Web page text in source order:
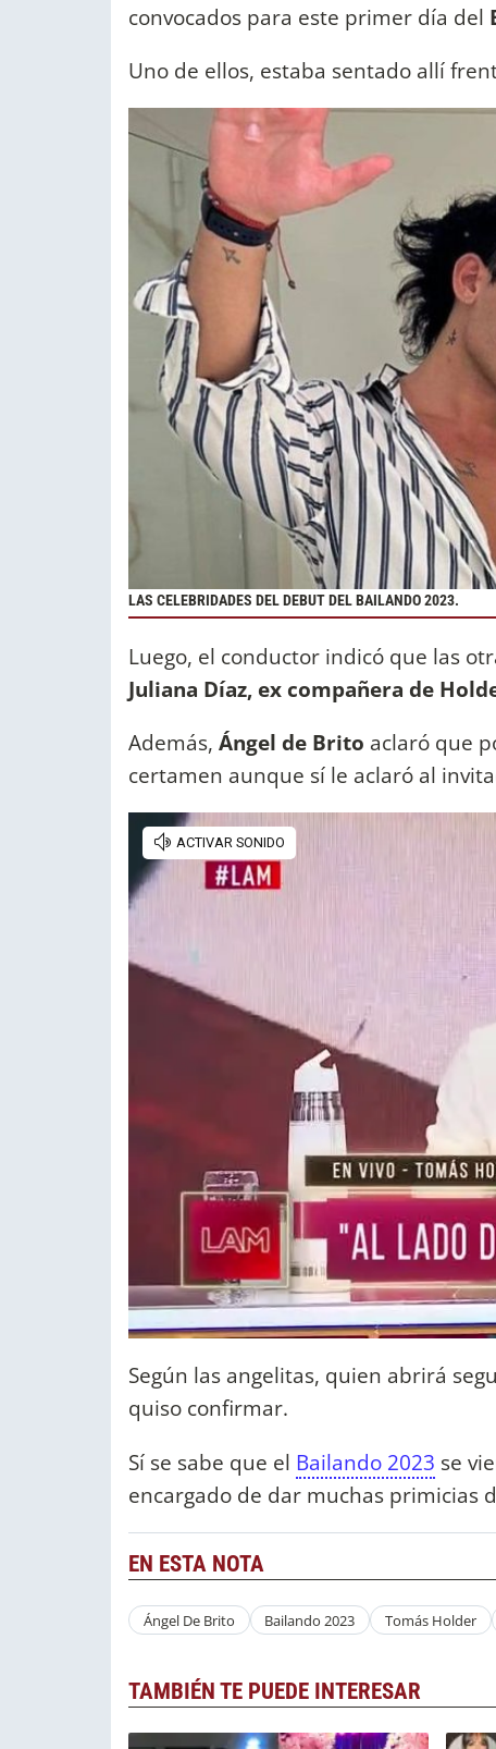
convocados para este primer día del
Uno de ellos, estaba sentado allí
LAS CELEBRIDADES DEL DEBUT DEL BAILANDO 2023.
Luego, el conductor indicó que las
Juliana Díaz, ex compañera de
Además, Ángel de Brito aclaró que
certamen aunque sí le aclaró al
Según las angelitas, quien abrirá
quiso confirmar.
Sí se sabe que el Bailando 2023 se
encargado de dar muchas primicias
EN ESTA NOTA
Ángel De Brito Bailando 2023 Tomás Holder
TAMBIÉN TE PUEDE INTERESAR